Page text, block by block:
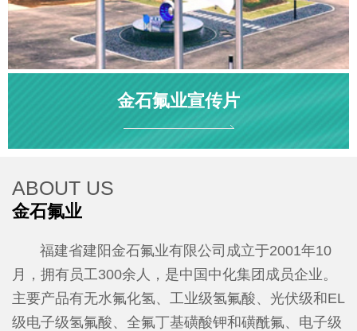
金石氟业宣传片
ABOUT US
金石氟业
福建省建阳金石氟业有限公司成立于2001年10
月，拥有员工300余人，是中国中化集团成员企业。
主要产品有无水氟化氢、工业级氢氟酸、光伏级和EL
级电子级氢氟酸、全氟丁基磺酸钾和磺酰氟、电子级